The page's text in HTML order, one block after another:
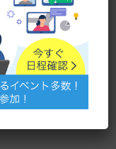
サンプルを確
、すべての条
防ぎ、効率的
ことができま